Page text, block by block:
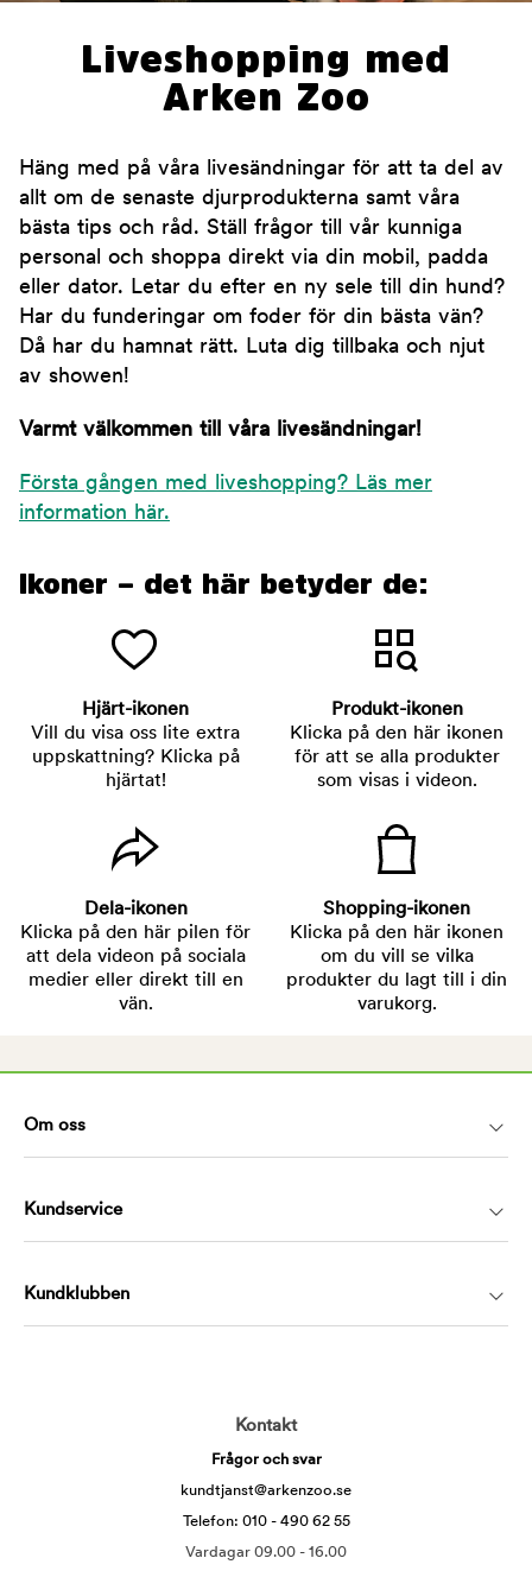
Liveshopping med
Arken Zoo
Häng med på våra livesändningar för att ta del av
allt om de senaste djurprodukterna samt våra
bästa tips och råd. Ställ frågor till vår kunniga
personal och shoppa direkt via din mobil, padda
eller dator. Letar du efter en ny sele till din hund?
Har du funderingar om foder för din bästa vän?
Då har du hamnat rätt. Luta dig tillbaka och njut
av showen!
Varmt välkommen till våra livesändningar!
Första gången med liveshopping? Läs mer
information här.
Ikoner – det här betyder de:
Hjärt-ikonen
Vill du visa oss lite extra
uppskattning? Klicka på
hjärtat!
Produkt-ikonen
Klicka på den här ikonen
för att se alla produkter
som visas i videon.
Dela-ikonen
Klicka på den här pilen för
att dela videon på sociala
medier eller direkt till en
vän.
Shopping-ikonen
Klicka på den här ikonen
om du vill se vilka
produkter du lagt till i din
varukorg.
Om oss
Kundservice
Kundklubben
Kontakt
Frågor och svar
kundtjanst@arkenzoo.se
Telefon: 010 - 490 62 55
Vardagar 09.00 - 16.00